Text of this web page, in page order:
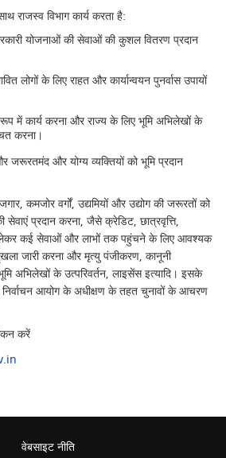
राजस्व विभाग कार्य करता है:
योजनाओं की सेवाओं की कुशल वितरण प्रदान
लोगों के लिए राहत और कार्यान्वयन पुनर्वास उपायों
में कार्य करना और राज्य के लिए भूमि अभिलेखों के
करना।
जरूरतमंद और योग्य व्यक्तियों को भूमि प्रदान
कमजोर वर्गों, उद्यमियों और उद्योग की जरूरतों को
प्रदान करना, जैसे क्रेडिट, छात्रवृत्ति,
कई सेवाओं और लाभों तक पहुंचने के लिए आवश्यक
जारी करना और मृत्यु पंजीकरण, कानूनी
अभिलेखों के उत्परिवर्तन, लाइसेंस इत्यादि। इसके
निर्वाचन आयोग के अधीक्षण के तहत चुनावों के आचरण
करें
वेबसाइट नीति